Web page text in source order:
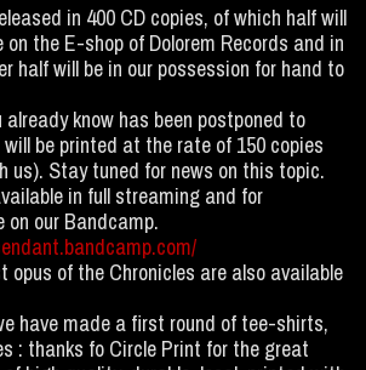
in 400 CD copies, of which half will
the E-shop of Dolorem Records and in
half will be in our possession for hand to
already know has been postponed to
will be printed at the rate of 150 copies
us). Stay tuned for news on this topic.
in full streaming and for
our Bandcamp.
opus of the Chronicles are also available
have made a first round of tee-shirts,
: thanks fo Circle Print for the great